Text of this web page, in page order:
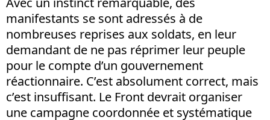
manifestants se sont adressés à de
nombreuses reprises aux soldats, en leur
demandant de ne pas réprimer leur peuple
pour le compte d’un gouvernement
réactionnaire. C’est absolument correct, mais
c’est insuffisant. Le Front devrait organiser
une campagne coordonnée et systématique